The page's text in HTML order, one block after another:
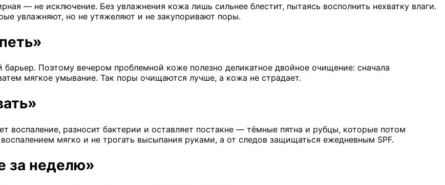
— не исключение. Без увлажнения кожа лишь сильнее блестит, пытаясь восполнить нехватку влаги.
увлажняют, но не утяжеляют и не закупоривают поры.
Поэтому вечером проблемной коже полезно деликатное двойное очищение: сначала
мягкое умывание. Так поры очищаются лучше, а кожа не страдает.
разносит бактерии и оставляет постакне — тёмные пятна и рубцы, которые потом
мягко и не трогать высыпания руками, а от следов защищаться ежедневным SPF.
за неделю»